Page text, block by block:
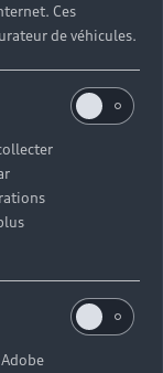
d’occasion
et RS
Ces
de véhicules.